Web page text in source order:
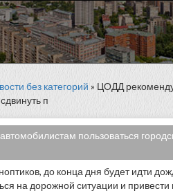
без категорий » ЦОДД
п
пользоваться
до конца дня будет идти
на дорожной ситуации и